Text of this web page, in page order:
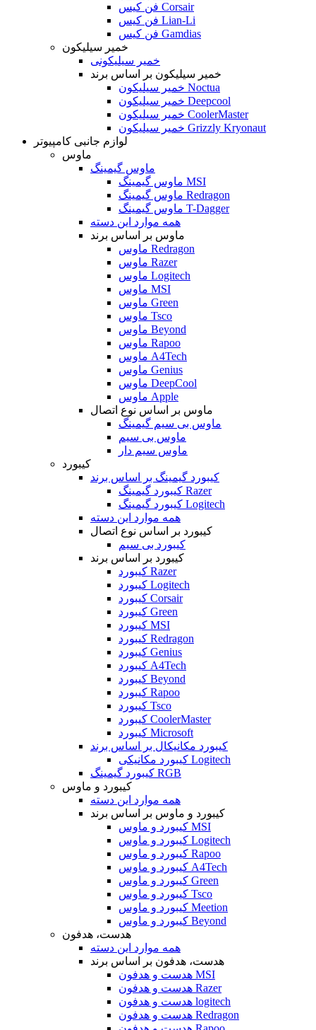
فن کیس Corsair
فن کیس Lian-Li
فن کیس Gamdias
خمیر سیلیکون
خمیر سیلیکونی
خمیر سیلیکون بر اساس برند
خمیر سیلیکون Noctua
خمیر سیلیکون Deepcool
خمیر سیلیکون CoolerMaster
خمیر سیلیکون Grizzly Kryonaut
لوازم جانبی کامپیوتر
ماوس
ماوس گیمینگ
ماوس گیمینگ MSI
ماوس گیمینگ Redragon
ماوس گیمینگ T-Dagger
همه موارد این دسته
ماوس بر اساس برند
ماوس Redragon
ماوس Razer
ماوس Logitech
ماوس MSI
ماوس Green
ماوس Tsco
ماوس Beyond
ماوس Rapoo
ماوس A4Tech
ماوس Genius
ماوس DeepCool
ماوس Apple
ماوس بر اساس نوع اتصال
ماوس بی سیم گیمینگ
ماوس بی سیم
ماوس سیم دار
کیبورد
کیبورد گیمینگ بر اساس برند
کیبورد گیمینگ Razer
کیبورد گیمینگ Logitech
همه موارد این دسته
کیبورد بر اساس نوع اتصال
کیبورد بی سیم
کیبورد بر اساس برند
کیبورد Razer
کیبورد Logitech
کیبورد Corsair
کیبورد Green
کیبورد MSI
کیبورد Redragon
کیبورد Genius
کیبورد A4Tech
کیبورد Beyond
کیبورد Rapoo
کیبورد Tsco
کیبورد CoolerMaster
کیبورد Microsoft
کیبورد مکانیکال بر اساس برند
کیبورد مکانیکی Logitech
کیبورد گیمینگ RGB
کیبورد و ماوس
همه موارد این دسته
کیبورد و ماوس بر اساس برند
کیبورد و ماوس MSI
کیبورد و ماوس Logitech
کیبورد و ماوس Rapoo
کیبورد و ماوس A4Tech
کیبورد و ماوس Green
کیبورد و ماوس Tsco
کیبورد و ماوس Meetion
کیبورد و ماوس Beyond
هدست، هدفون
همه موارد این دسته
هدست، هدفون بر اساس برند
هدست و هدفون MSI
هدست و هدفون Razer
هدست و هدفون logitech
هدست و هدفون Redragon